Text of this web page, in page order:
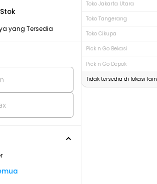
yang Tersedia
Toko Jakarta Utara
Toko Tangerang
Toko Cikupa
Pick n Go Bekasi
Pick n Go Depok
Tidak tersedia di lokasi lain